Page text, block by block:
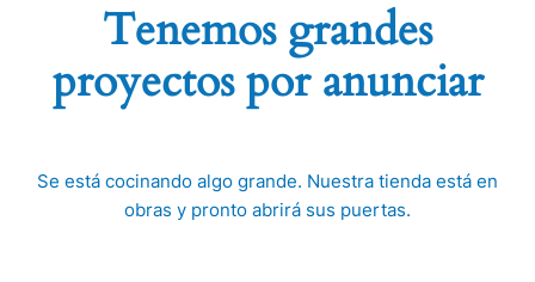
Tenemos grandes
proyectos por anunciar
Se está cocinando algo grande. Nuestra tienda está en
obras y pronto abrirá sus puertas.